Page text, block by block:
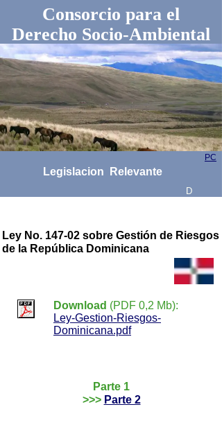
Consorcio para el
Derecho Socio-Ambiental
PC
D
Legislacion Relevante
Ley No. 147-02 sobre Gestión de Riesgos
de la República Dominicana
Parte 1
>>> Parte 2
Download (PDF 0,2 Mb):
Ley-Gestion-Riesgos-
Dominicana.pdf